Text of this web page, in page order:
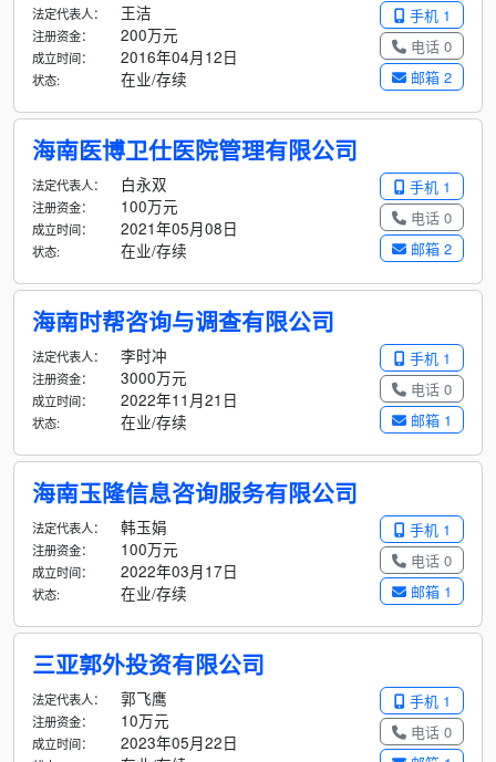
手机 1
电话 0
邮箱 2
法定代表人： 王洁
注册资金： 200万元
成立时间： 2016年04月12日
状态: 在业/存续
海南医博卫仕医院管理有限公司
手机 1
电话 0
邮箱 2
法定代表人： 白永双
注册资金： 100万元
成立时间： 2021年05月08日
状态: 在业/存续
海南时帮咨询与调查有限公司
手机 1
电话 0
邮箱 1
法定代表人： 李时冲
注册资金： 3000万元
成立时间： 2022年11月21日
状态: 在业/存续
海南玉隆信息咨询服务有限公司
手机 1
电话 0
邮箱 1
法定代表人： 韩玉娟
注册资金： 100万元
成立时间： 2022年03月17日
状态: 在业/存续
三亚郭外投资有限公司
手机 1
电话 0
法定代表人： 郭飞鹰
注册资金： 10万元
成立时间： 2023年05月22日